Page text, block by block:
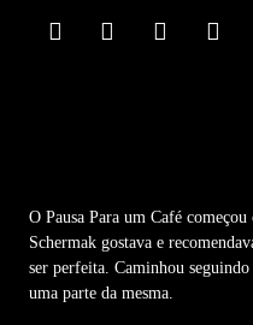
O Pausa Para um Café
Schermak gostava e
ser perfeita. Caminhou seguindo
uma parte da mesma.